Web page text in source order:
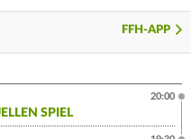
FFH-APP
SPIEL
20:00